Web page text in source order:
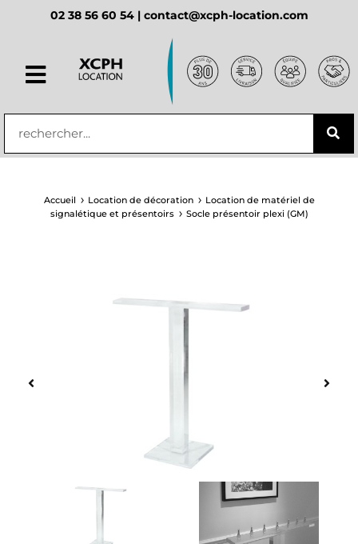
principal02 38 56 60 54 | contact@xcph-location.com
Accueil Location de décoration
Location de matériel de
signalétique et présentoirs
Socle présentoir plexi (GM)